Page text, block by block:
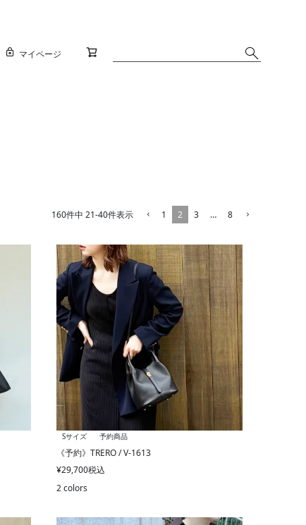
マイページ
160件中 21-40件表示 1 2 3 … 8
Sサイズ 予約商品
《予約》TRERO / V-1613
¥29,700税込
2 colors